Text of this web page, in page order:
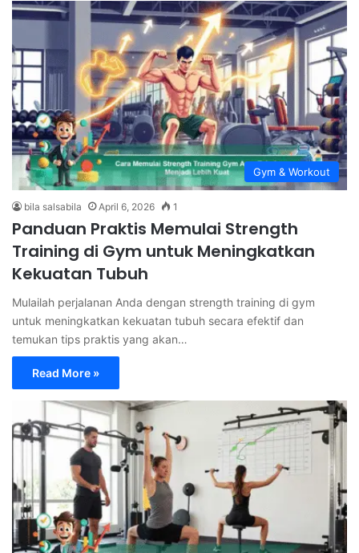
Gym & Workout
bila salsabila April 6, 2026 1
Panduan Praktis Memulai Strength
Training di Gym untuk Meningkatkan
Kekuatan Tubuh
Mulailah perjalanan Anda dengan strength training di gym
untuk meningkatkan kekuatan tubuh secara efektif dan
temukan tips praktis yang akan…
Read More »